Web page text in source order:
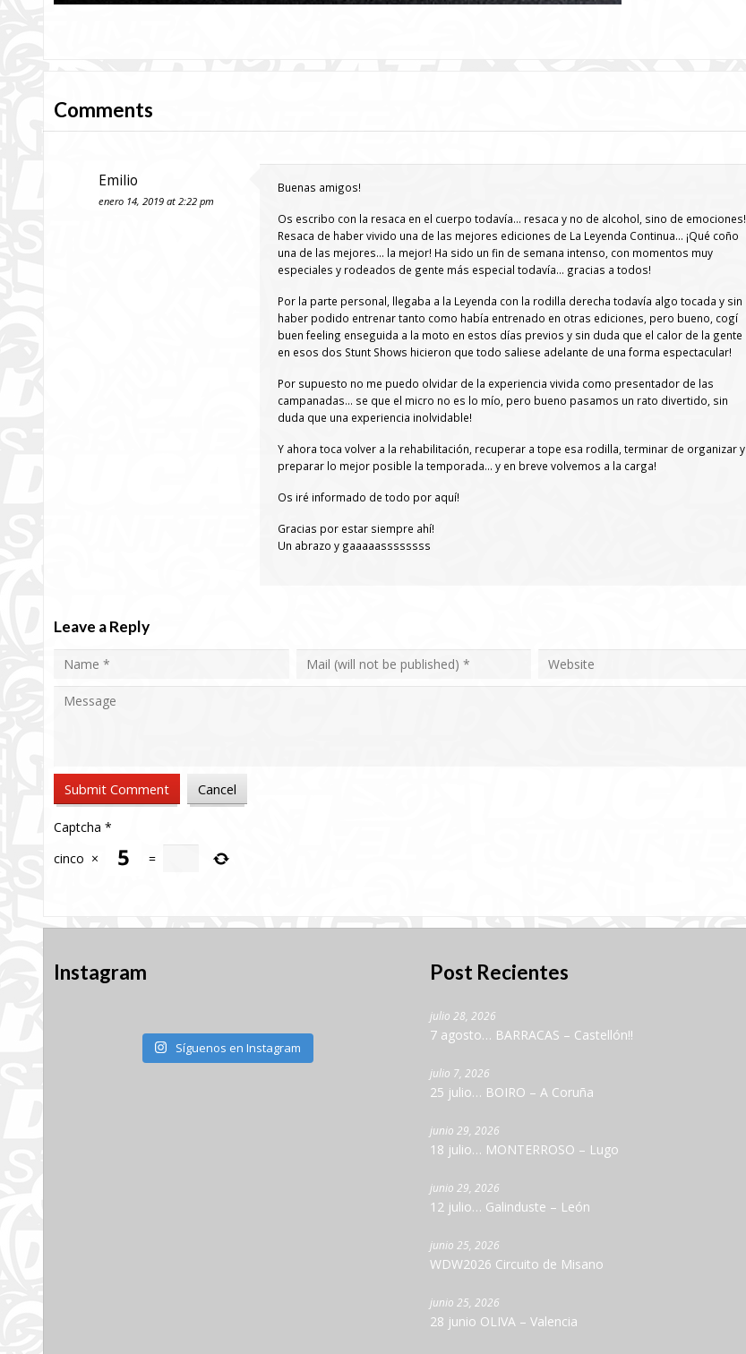
Comments
Emilio
enero 14, 2019 at 2:22 pm
Buenas amigos!
Os escribo con la resaca en el cuerpo todavía… resaca y no de alcohol, sino de emociones!
Resaca de haber vivido una de las mejores ediciones de La Leyenda Continua… ¡Qué coño
una de las mejores… la mejor! Ha sido un fin de semana intenso, con momentos muy
especiales y rodeados de gente más especial todavía… gracias a todos!
Por la parte personal, llegaba a la Leyenda con la rodilla derecha todavía algo tocada y sin
haber podido entrenar tanto como había entrenado en otras ediciones, pero bueno, cogí
buen feeling enseguida a la moto en estos días previos y sin duda que el calor de la gente
en esos dos Stunt Shows hicieron que todo saliese adelante de una forma espectacular!
Por supuesto no me puedo olvidar de la experiencia vivida como presentador de las
campanadas… se que el micro no es lo mío, pero bueno pasamos un rato divertido, sin
duda que una experiencia inolvidable!
Y ahora toca volver a la rehabilitación, recuperar a tope esa rodilla, terminar de organizar y
preparar lo mejor posible la temporada… y en breve volvemos a la carga!
Os iré informado de todo por aquí!
Gracias por estar siempre ahí!
Un abrazo y gaaaaassssssss
Leave a Reply
Captcha *
cinco × =
Instagram
Síguenos en Instagram
Post Recientes
julio 28, 2026
7 agosto… BARRACAS – Castellón!!
julio 7, 2026
25 julio… BOIRO – A Coruña
junio 29, 2026
18 julio… MONTERROSO – Lugo
junio 29, 2026
12 julio… Galinduste – León
junio 25, 2026
WDW2026 Circuito de Misano
junio 25, 2026
28 junio OLIVA – Valencia